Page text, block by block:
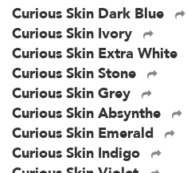
Curious Skin Dark Blue
Curious Skin Ivory
Curious Skin Extra White
Curious Skin Stone
Curious Skin Grey
Curious Skin Absynthe
Curious Skin Emerald
Curious Skin Indigo